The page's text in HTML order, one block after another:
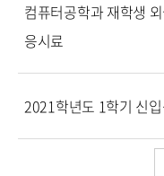
컴퓨터공학과 재학생
응시료
2021학년도 1학기 신